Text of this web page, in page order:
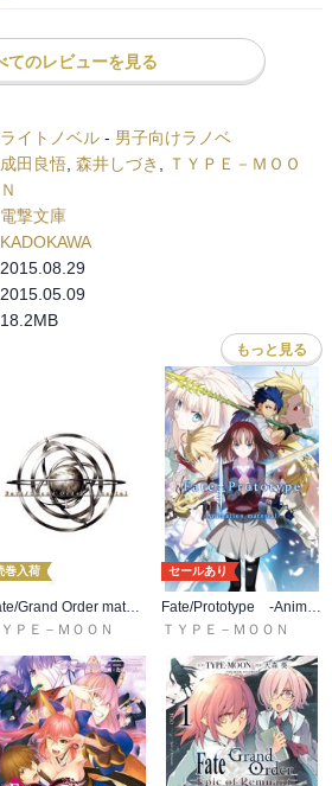
に、ハンザが背を向けたまま反応する。
具の効果は、死徒には効かないが俺には
いう奴だ。スペックですべてが決まる
てのレビューを見る
ライトノベル - 男子向けラノベ
成田良悟 森井しづき
ＴＹＰＥ－ＭＯＯ
Ｎ
電撃文庫
KADOKAWA
2015.08.29
2015.05.09
18.2MB
もっと見る
本みねぢ
巻入荷
Fate/Grand Order material
ＹＰＥ－ＭＯＯＮ
セールあり
Fate/Prototype -Animation material-
ＴＹＰＥ－ＭＯＯＮ